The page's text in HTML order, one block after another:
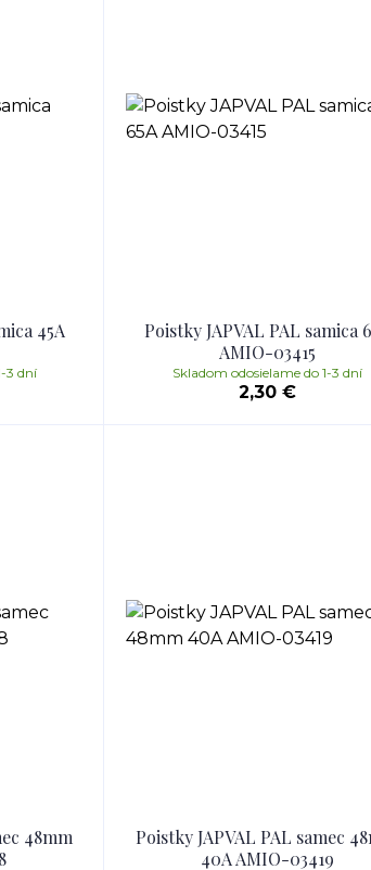
45A
3 dní
Poistky JAPVAL PAL samica
AMIO-03415
2,30 €
Skladom odosielame do 1-3 dní
48mm
Poistky JAPVAL PAL samec
40A AMIO-03419